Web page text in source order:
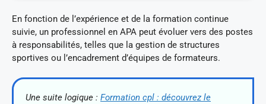
En fonction de l’expérience et de la formation continue
suivie, un professionnel en APA peut évoluer vers des postes
à responsabilités, telles que la gestion de structures
sportives ou l’encadrement d’équipes de formateurs.
Une suite logique : Formation cpl : découvrez le